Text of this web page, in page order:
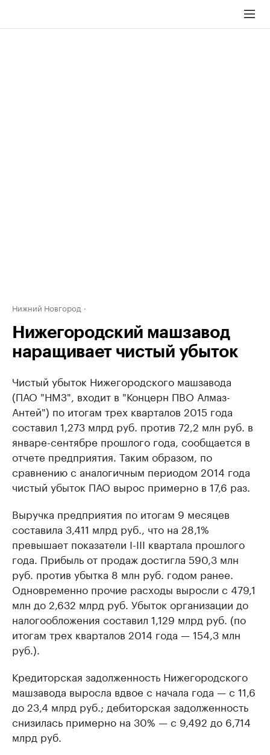
Нижний Новгород
Нижегородский машзавод
наращивает чистый убыток
Чистый убыток Нижегородского машзавода
(ПАО "НМЗ", входит в "Концерн ПВО Алмаз-
Антей") по итогам трех кварталов 2015 года
составил 1,273 млрд руб. против 72,2 млн руб. в
январе-сентябре прошлого года, сообщается в
отчете предприятия. Таким образом, по
сравнению с аналогичным периодом 2014 года
чистый убыток ПАО вырос примерно в 17,6 раз.
Выручка предприятия по итогам 9 месяцев
составила 3,411 млрд руб., что на 28,1%
превышает показатели I-III квартала прошлого
года. Прибыль от продаж достигла 590,3 млн
руб. против убытка 8 млн руб. годом ранее.
Одновременно прочие расходы выросли с 479,1
млн до 2,632 млрд руб. Убыток организации до
налогообложения составил 1,129 млрд руб. (по
итогам трех кварталов 2014 года — 154,3 млн
руб.).
Кредиторская задолженность Нижегородского
машзавода выросла вдвое с начала года — с 11,6
до 23,4 млрд руб.; дебиторская задолженность
снизилась примерно на 30% — с 9,492 до 6,714
млрд руб.